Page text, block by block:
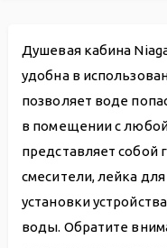
Душевая кабина
удобна в
позволяет воде
в помещении с
представляет собой
смесители, лейка
установки
воды. Обратите